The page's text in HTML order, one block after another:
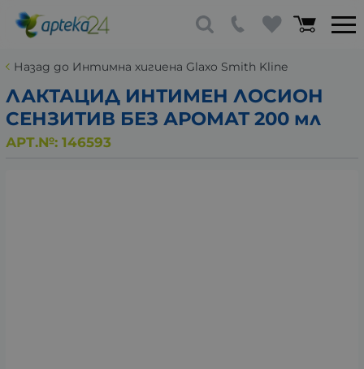
Назад до Интимна хигиена Glaxo Smith Kline
ЛАКТАЦИД ИНТИМЕН ЛОСИОН
СЕНЗИТИВ БЕЗ АРОМАТ 200 мл
АРТ.№: 146593